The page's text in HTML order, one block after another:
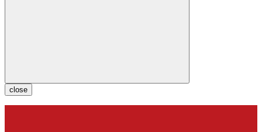
close